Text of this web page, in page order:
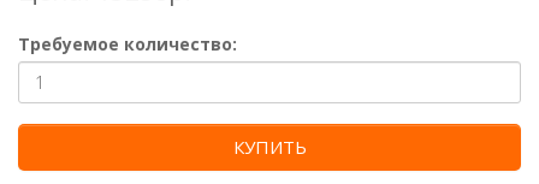
Требуемое количество:
КУПИТЬ